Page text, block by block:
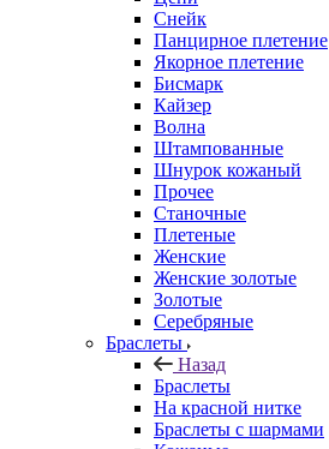
Снейк
Панцирное плетение
Якорное плетение
Бисмарк
Кайзер
Волна
Штампованные
Шнурок кожаный
Прочее
Станочные
Плетеные
Женские
Женские золотые
Золотые
Серебряные
Браслеты
Назад
Браслеты
На красной нитке
Браслеты с шармами